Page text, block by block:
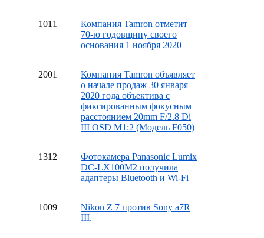
1011
Компания Tamron отметит
70-ю годовщину своего
основания 1 ноября 2020
2001
Компания Tamron объявляет
о начале продаж 30 января
2020 года объектива с
фиксированным фокусным
расстоянием 20mm F/2.8 Di
III OSD M1:2 (Модель F050)
1312
Фотокамера Panasonic Lumix
DC-LX100M2 получила
адаптеры Bluetooth и Wi-Fi
1009
Nikon Z 7 против Sony a7R
III.